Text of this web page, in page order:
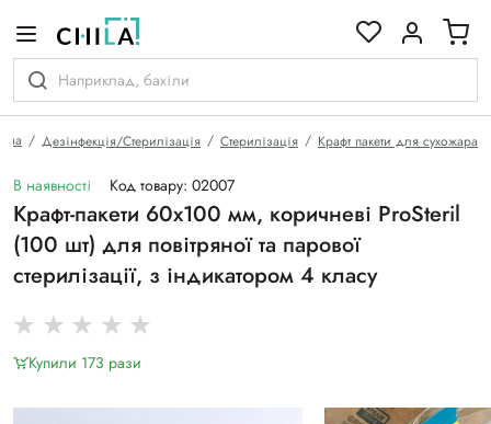
Дезінфекція/Стерилізація Стерилізація Крафт пакети для сухожара
В наявності Код товару: 02007
Крафт-пакети 60х100 мм, коричневі ProSteril
(100 шт) для повітряної та парової
стерилізації, з індикатором 4 класу
Купили 173 рази
гамі